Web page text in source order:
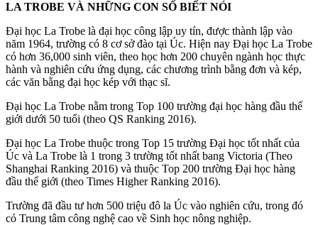
LA TROBE VÀ NHỮNG CON SỐ BIẾT NÓI
Đại học La Trobe là đại học công lập uy tín, được thành lập vào
năm 1964, trường có 8 cơ sở đào tại Úc. Hiện nay Đại học La Trobe
có hơn 36,000 sinh viên, theo học hơn 200 chuyên ngành học thực
hành và nghiên cứu ứng dụng, các chương trình bằng đơn và kép,
các văn bằng đại học kép với thạc sĩ.
Đại học La Trobe nằm trong Top 100 trường đại học hàng đầu thế
giới dưới 50 tuổi (theo QS Ranking 2016).
Đại học La Trobe thuộc trong Top 15 trường Đại học tốt nhất của
Úc và La Trobe là 1 trong 3 trường tốt nhất bang Victoria (Theo
Shanghai Ranking 2016) và thuộc Top 200 trường Đại học hàng
đầu thế giới (theo Times Higher Ranking 2016).
Trường đã đầu tư hơn 500 triệu đô la Úc vào nghiên cứu, trong đó
có Trung tâm công nghệ cao về Sinh học nông nghiệp.